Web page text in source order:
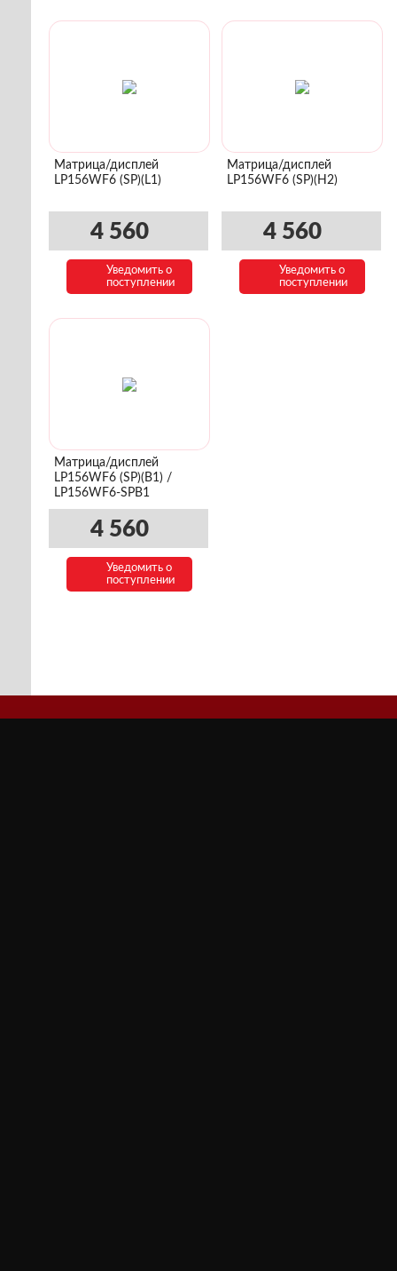
Матрица/дисплей
LP156WF6 (SP)(L1)
4 560
Уведомить о
поступлении
Матрица/дисплей
LP156WF6 (SP)(H2)
4 560
Уведомить о
поступлении
Матрица/дисплей
LP156WF6 (SP)(B1) /
LP156WF6-SPB1
4 560
Уведомить о
поступлении